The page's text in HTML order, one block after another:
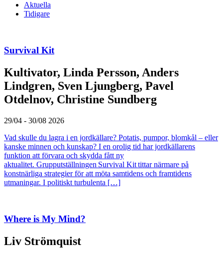
Aktuella
Tidigare
Survival Kit
Kultivator, Linda Persson, Anders
Lindgren, Sven Ljungberg, Pavel
Otdelnov, Christine Sundberg
29/04 - 30/08 2026
Vad skulle du lagra i en jordkällare? Potatis, pumpor, blomkål – eller
kanske minnen och kunskap? I en orolig tid har jordkällarens
funktion att förvara och skydda fått ny
aktualitet. Grupputställningen Survival Kit tittar närmare på
konstnärliga strategier för att möta samtidens och framtidens
utmaningar. I politiskt turbulenta […]
Where is My Mind?
Liv Strömquist